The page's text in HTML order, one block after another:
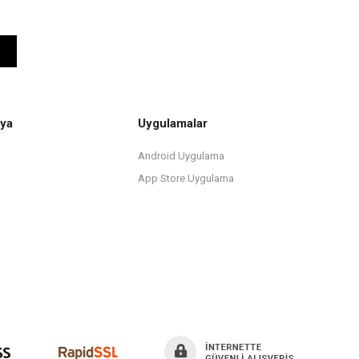
Uygulamalar
Android Uygulama
App Store Uygulama